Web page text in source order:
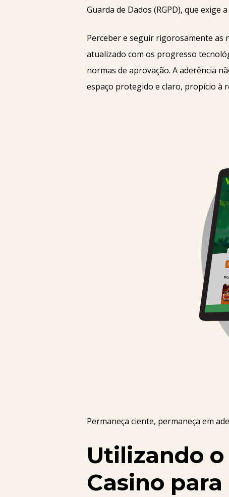
Guarda de Dados (RGPD), que exige
Perceber e seguir rigorosamente as
atualizado com os progresso
normas de aprovação. A aderência
espaço protegido e claro, propício à
Permaneça ciente, permaneça em
Utilizando
Casino